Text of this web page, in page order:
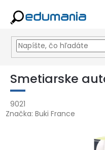
Prejsť
obsahSmetiarske
9021
Značka: Buki France